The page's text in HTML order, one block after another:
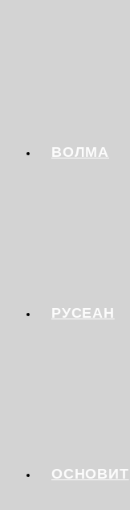
ВОЛМА
РУСЕАН
ОСНОВИТ